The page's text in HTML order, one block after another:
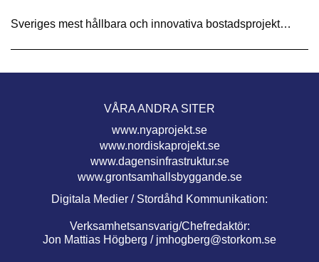
Sveriges mest hållbara och innovativa bostadsprojekt…
VÅRA ANDRA SITER
www.nyaprojekt.se
www.nordiskaprojekt.se
www.dagensinfrastruktur.se
www.grontsamhallsbyggande.se
Digitala Medier / Stordåhd Kommunikation:
Verksamhetsansvarig/Chefredaktör:
Jon Mattias Högberg / jmhogberg@storkom.se